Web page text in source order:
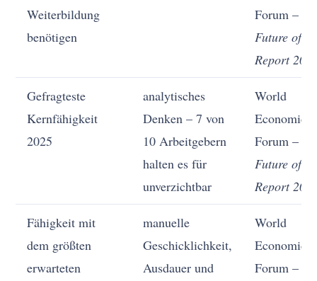
Weiterbildung
benötigen
Forum –
Future of
Report
Gefragteste
Kernfähigkeit
2025
analytisches
Denken – 7 von
10 Arbeitgebern
halten es für
unverzichtbar
World
Economic
Forum –
Future of
Report
Fähigkeit mit
dem größten
erwarteten
manuelle
Geschicklichkeit,
Ausdauer und
World
Economic
Forum –